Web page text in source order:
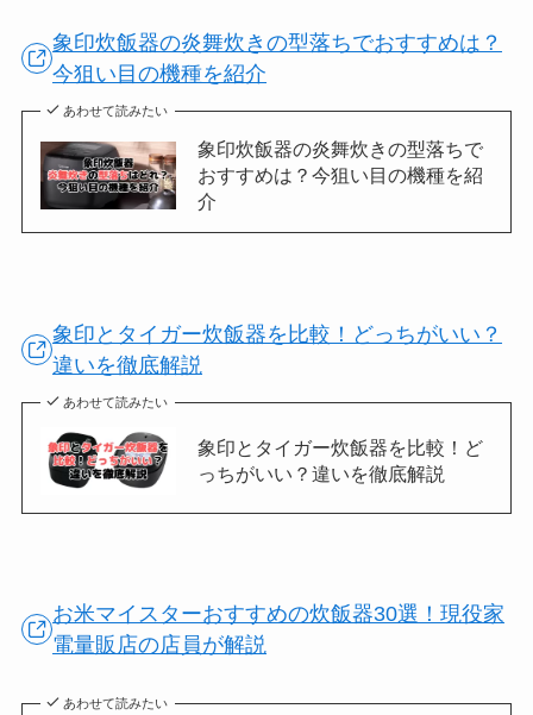
象印炊飯器の炎舞炊きの型落ちでおすすめは？
今狙い目の機種を紹介
あわせて読みたい
象印炊飯器の炎舞炊きの型落ちで
おすすめは？今狙い目の機種を紹
介
象印とタイガー炊飯器を比較！どっちがいい？
違いを徹底解説
あわせて読みたい
象印とタイガー炊飯器を比較！ど
っちがいい？違いを徹底解説
お米マイスターおすすめの炊飯器30選！現役家
電量販店の店員が解説
あわせて読みたい